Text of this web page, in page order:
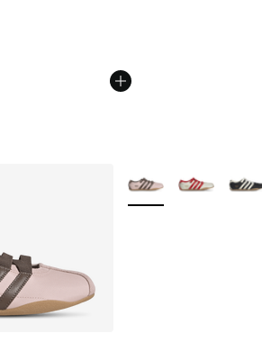
Plus de couleurs